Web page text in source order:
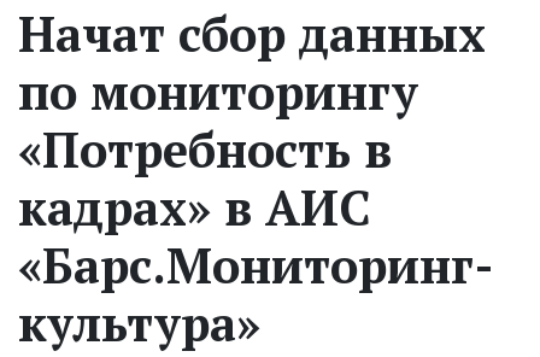
Начат сбор данных
по мониторингу
«Потребность в
кадрах» в АИС
«Барс.Мониторинг-
культура»